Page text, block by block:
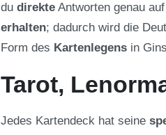
du direkte Antworten genau
erhalten; dadurch wird die
Form des Kartenlegens in
Tarot,
Jedes Kartendeck hat seine